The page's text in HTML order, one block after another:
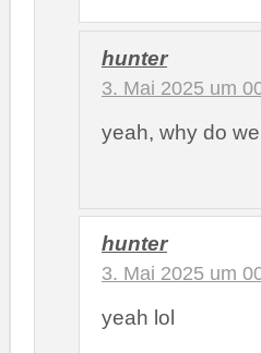
hunter
3. Mai 2025 um
yeah, why do
hunter
3. Mai 2025 um
yeah lol